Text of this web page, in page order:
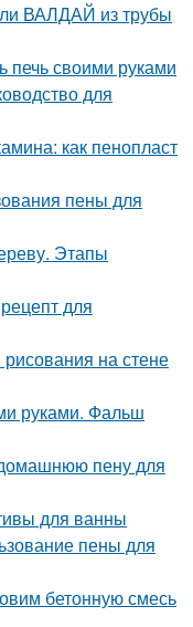
ВАЛДАЙ из трубы
печь своими руками
для
как пенопласт
пены для
Этапы
для
на стене
руками. Фальш
пену для
для ванны
пены для
бетонную смесь